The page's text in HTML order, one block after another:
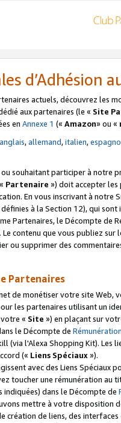
d’Adhésion
actuels, découvrez les
aux partenaires (le « Site
en Annexe 1 (« Amazon» ou «
anglais,allemand,italien,
souhaitant participer à notre
Partenaire ») doit accepter les
En vous inscrivant à notre
à la Section 12), qui
Partenaires, le Décompte de
contenu que vous publiez
ou supprimer des
Partenaires
de monétiser votre site Web,
les partenaires utilisant un
« Site ») en plaçant sur
le Décompte de
(via l'Alexa Shopping Kit).
(« Liens Spéciaux»).
avec des Liens Spéciaux
toucher une rémunération
dans le Décompte de
mettre à votre disposition
création de liens, des